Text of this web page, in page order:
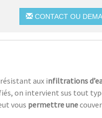
CONTACT OU
résistant aux infiltrations
on intervient sus tout
vous permettre une